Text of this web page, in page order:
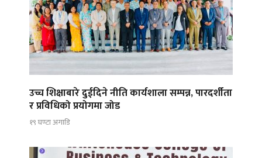
उच्च शिक्षाबारे दुईदिने नीति कार्यशाला सम्पन्न, पारदर्शीता
र प्रविधिको प्रयोगमा जोड
१९ घण्टा अगाडि